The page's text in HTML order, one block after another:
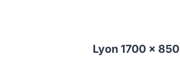
Lyon 1700 x 850